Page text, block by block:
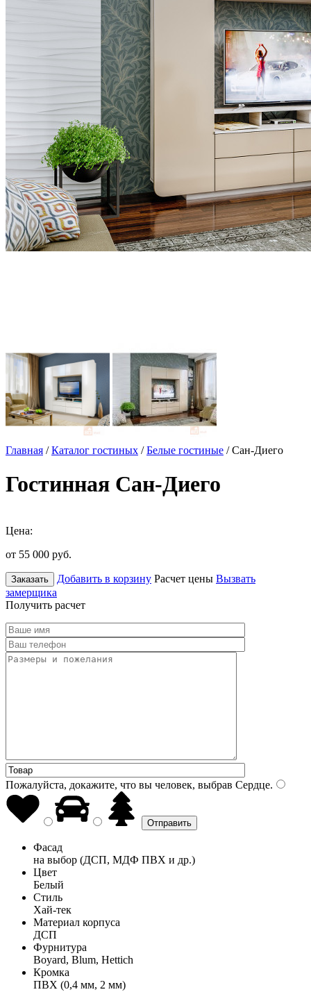
Главная /Каталог гостиных /Белые гостиные / Сан-Диего
Гостинная Сан-Диего
Цена:
от 55 000 руб.
Заказать Добавить в корзину Расчет цены Вызвать
замерщика
Получить расчет
Пожалуйста, докажите, что вы человек, выбрав Сердце.
Фасад
на выбор (ДСП, МДФ ПВХ и др.)
Цвет
Белый
Стиль
Хай-тек
Материал корпуса
ДСП
Фурнитура
Boyard, Blum, Hettich
Кромка
ПВХ (0,4 мм, 2 мм)